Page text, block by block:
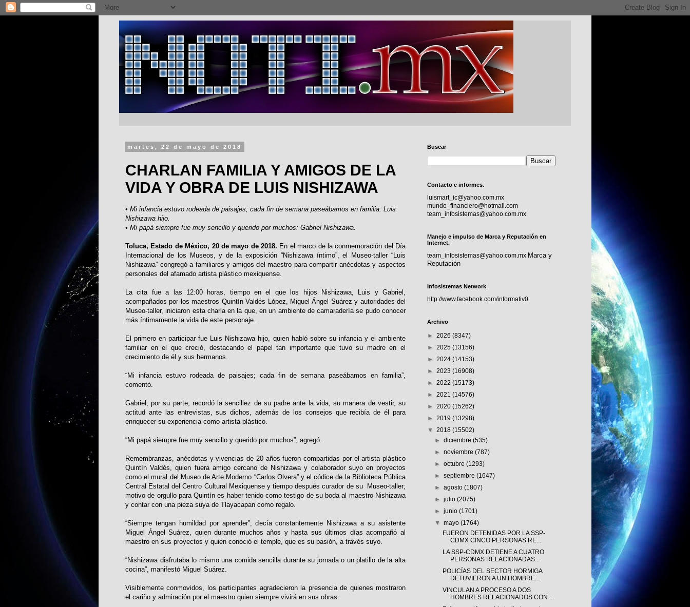
martes, 22 de mayo de 2018
CHARLAN FAMILIA Y AMIGOS DE LA
VIDA Y OBRA DE LUIS NISHIZAWA
• Mi infancia estuvo rodeada de paisajes; cada fin de semana paseábamos en familia: Luis
Nishizawa hijo.
• Mi papá siempre fue muy sencillo y querido por muchos: Gabriel Nishizawa.
Toluca, Estado de México, 20 de mayo de 2018. En el marco de la conmemoración del Día
Internacional de los Museos, y de la exposición “Nishizawa íntimo”, el Museo-taller “Luis
Nishizawa” congregó a familiares y amigos del maestro para compartir anécdotas y aspectos
personales del afamado artista plástico mexiquense.
La cita fue a las 12:00 horas, tiempo en el que los hijos Nishizawa, Luis y Gabriel,
acompañados por los maestros Quintín Valdés López, Miguel Ángel Suárez y autoridades del
Museo-taller, iniciaron esta charla en la que, en un ambiente de camaradería se pudo conocer
más íntimamente la vida de este personaje.
El primero en participar fue Luis Nishizawa hijo, quien habló sobre su infancia y el ambiente
familiar en el que creció, destacando el papel tan importante que tuvo su madre en el
crecimiento de él y sus hermanos.
“Mi infancia estuvo rodeada de paisajes; cada fin de semana paseábamos en familia”,
comentó.
Gabriel, por su parte, recordó la sencillez de su padre ante la vida, su manera de vestir, su
actitud ante las entrevistas, sus dichos, además de los consejos que recibía de él para
enriquecer su experiencia como artista plástico.
“Mi papá siempre fue muy sencillo y querido por muchos”, agregó.
Remembranzas, anécdotas y vivencias de 20 años fueron compartidas por el artista plástico
Quintín Valdés, quien fuera amigo cercano de Nishizawa y colaborador suyo en proyectos
como el mural del Museo de Arte Moderno “Carlos Olvera” y el códice de la Biblioteca Pública
Central Estatal del Centro Cultural Mexiquense y tiempo después curador de su Museo-taller;
motivo de orgullo para Quintín es haber tenido como testigo de su boda al maestro Nishizawa
y contar con una pieza suya de Tlayacapan como regalo.
“Siempre tengan humildad por aprender”, decía constantemente Nishizawa a su asistente
Miguel Ángel Suárez, quien durante muchos años y hasta sus últimos días acompañó al
maestro en sus proyectos y quien conoció el temple, que es su pasión, a través suyo.
“Nishizawa disfrutaba lo mismo una comida sencilla durante su jornada o un platillo de la alta
cocina”, manifestó Miguel Suárez.
Visiblemente conmovidos, los participantes agradecieron la presencia de quienes mostraron
el cariño y admiración por el maestro quien siempre vivirá en sus obras.
Buscar
Contacto e informes.
luismart_ic@yahoo.com.mx
mundo_financiero@hotmail.com
team_infosistemas@yahoo.com.mx
Manejo e impulso de Marca y Reputación en
Internet.
team_infosistemas@yahoo.com.mx Marca y
Reputación
Infosistemas Network
http://www.facebook.com/informativ0
Archivo
► 2026 (8347)
► 2025 (13156)
► 2024 (14153)
► 2023 (16908)
► 2022 (15173)
► 2021 (14576)
► 2020 (15262)
► 2019 (13298)
▼ 2018 (15502)
►diciembre(535)
►noviembre(787)
►octubre(1293)
►septiembre(1647)
►agosto(1807)
►julio(2075)
►junio(1701)
▼mayo(1764)
FUERON DETENIDAS POR LA SSP-
CDMX CINCO PERSONAS RE...
LA SSP-CDMX DETIENE A CUATRO
PERSONAS RELACIONADAS...
POLICÍAS DEL SECTOR HORMIGA
DETUVIERON A UN HOMBRE...
VINCULAN A PROCESO A DOS
HOMBRES RELACIONADOS CON ...